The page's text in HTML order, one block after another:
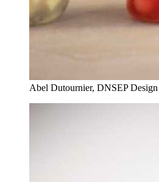
Abel Dutournier, DNSEP